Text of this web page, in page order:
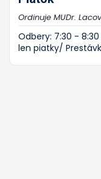
Ordinuje MUDr.
Odbery: 7:30 -
len piatky/